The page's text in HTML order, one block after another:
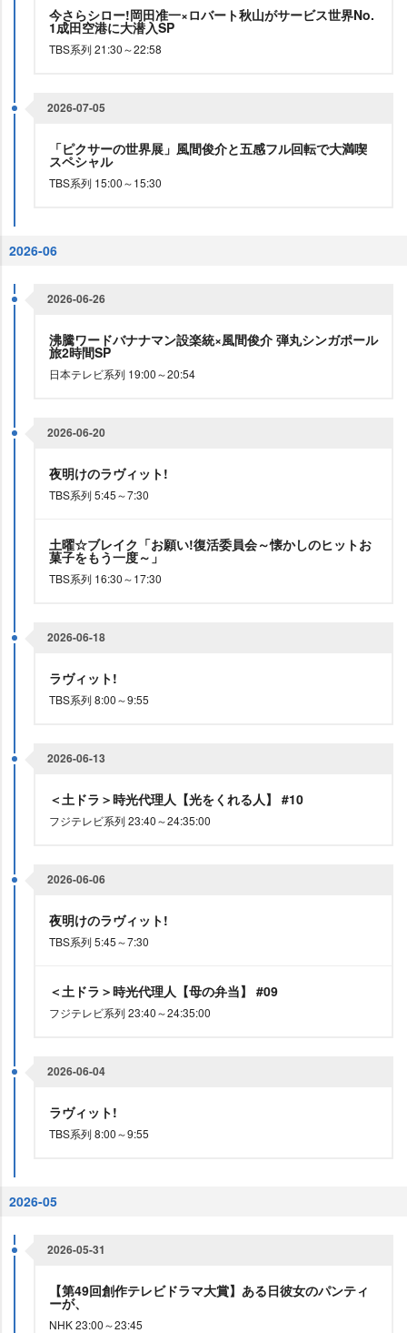
今さらシロー!岡田准一×ロバート秋山がサービス世界No.
1成田空港に大潜入SP
TBS系列 21:30～22:58
2026-07-05
「ピクサーの世界展」風間俊介と五感フル回転で大満喫
スペシャル
TBS系列 15:00～15:30
2026-06
2026-06-26
沸騰ワードバナナマン設楽統×風間俊介 弾丸シンガポール
旅2時間SP
日本テレビ系列 19:00～20:54
2026-06-20
夜明けのラヴィット!
TBS系列 5:45～7:30
土曜☆ブレイク「お願い!復活委員会～懐かしのヒットお
菓子をもう一度～」
TBS系列 16:30～17:30
2026-06-18
ラヴィット!
TBS系列 8:00～9:55
2026-06-13
＜土ドラ＞時光代理人【光をくれる人】 #10
フジテレビ系列 23:40～24:35:00
2026-06-06
夜明けのラヴィット!
TBS系列 5:45～7:30
＜土ドラ＞時光代理人【母の弁当】 #09
フジテレビ系列 23:40～24:35:00
2026-06-04
ラヴィット!
TBS系列 8:00～9:55
2026-05
2026-05-31
【第49回創作テレビドラマ大賞】ある日彼女のパンティ
ーが、
NHK 23:00～23:45